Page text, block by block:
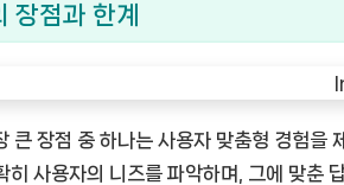
장점과 한계
큰 장점 중 하나는 사용자 맞춤형 경험을
히 사용자의 니즈를 파악하며, 그에 맞춘